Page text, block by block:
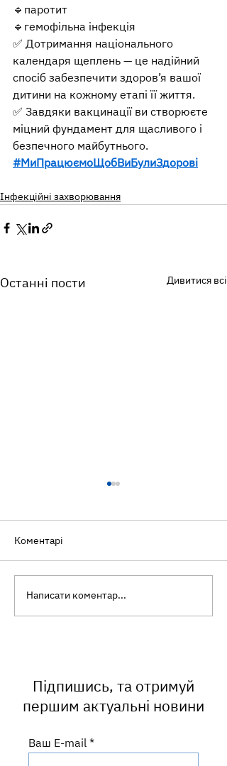
🔹паротит
🔹гемофільна інфекція
✅ Дотримання національного
календаря щеплень — це надійний
спосіб забезпечити здоров’я вашої
дитини на кожному етапі її життя.
✅ Завдяки вакцинації ви створюєте
міцний фундамент для щасливого і
безпечного майбутнього.
#МиПрацюємоЩобВиБулиЗдорові
Інфекційні захворювання
Останні пости Дивитися всі
Ботулізм: як уберегтися
від небезпечного
Коментарі
Написати коментар...
Підпишись, та отримуй
першим актуальні новини
Ваш E-mail